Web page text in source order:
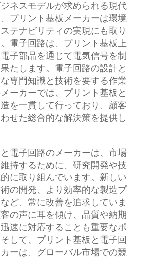
ネスモデルが求められる現代
プリント基板メーカーは環境
テナビリティの実現にも取り
電子回路は、プリント基板上
子部品を通じて電気信号を制
たします。電子回路の設計と
専門知識と技術を要する作業
ーカーでは、プリント基板と
を一貫して行っており、顧客
せた総合的な解決策を提供し
電子回路のメーカーは、市場
持するために、研究開発や技
に取り組んでいます。新しい
の開発、より効率的な製造プ
ど、常に改善を追求していま
の声に耳を傾け、品質や納期
速に対応することも重要なポ
して、プリント基板と電子回
ーは、グローバル市場での競